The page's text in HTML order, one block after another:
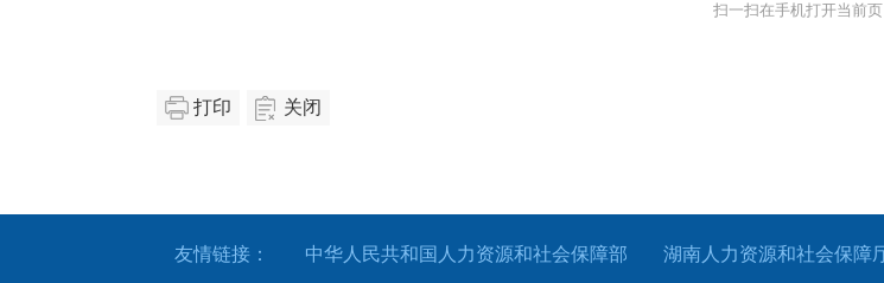
扫一扫在手机打开当前页
打印 关闭
友情链接： 中华人民共和国人力资源和社会保障部 湖南人力资源和社会保障